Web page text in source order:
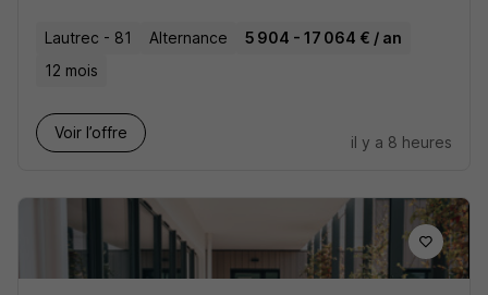
Lautrec - 81 Alternance
5 904 - 17 064 € / an
12 mois
Voir l’offre
il y a 8 heures